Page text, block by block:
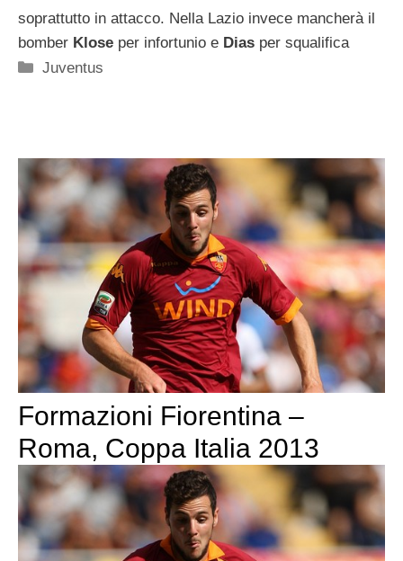
soprattutto in attacco. Nella Lazio invece mancherà il
bomber Klose per infortunio e Dias per squalifica
Categorie
Juventus
Formazioni Fiorentina –
Roma, Coppa Italia 2013